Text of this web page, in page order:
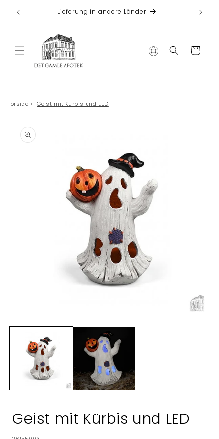
Inhalt
Lieferung in andere Länder
Warenkorb
Forside › Geist mit Kürbis und LED
1
Modal
öffnen
Geist mit Kürbis und LED